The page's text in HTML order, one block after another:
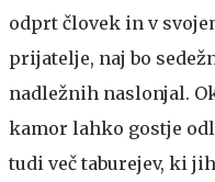
odprt človek in v
prijatelje, naj bo
nadležnih naslonjal.
kamor lahko gostje
tudi več taburejev, ki